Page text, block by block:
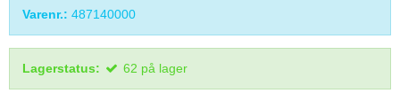
Varenr.: 487140000
Lagerstatus: 62 på lager